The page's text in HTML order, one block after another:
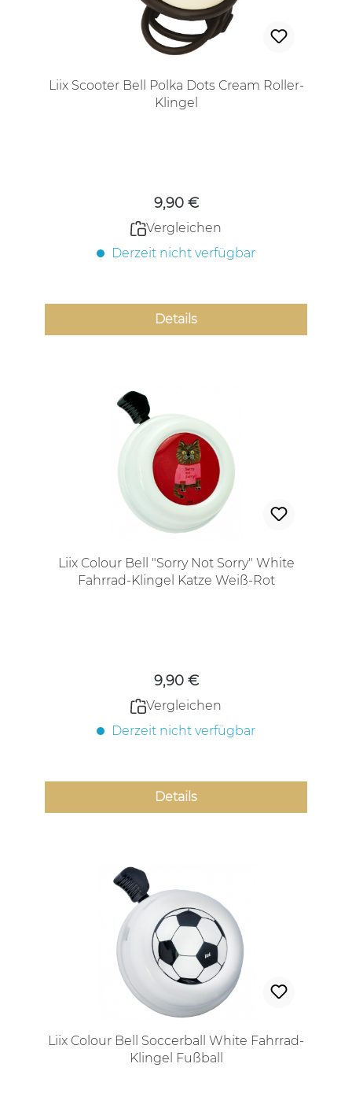
Liix Scooter Bell Polka Dots Cream Roller-
Klingel
9,90 €
Vergleichen
Derzeit nicht verfügbar
Details
Liix Colour Bell "Sorry Not Sorry" White
Fahrrad-Klingel Katze Weiß-Rot
9,90 €
Vergleichen
Derzeit nicht verfügbar
Details
Liix Colour Bell Soccerball White Fahrrad-
Klingel Fußball